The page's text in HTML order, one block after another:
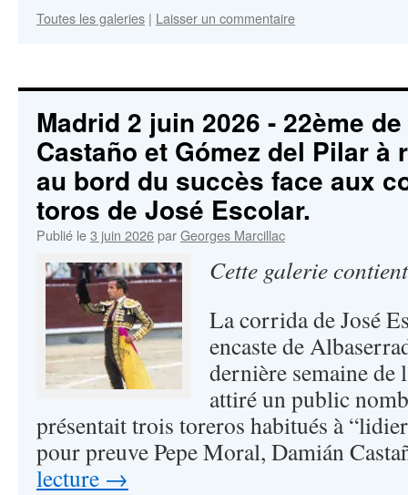
Toutes les galeries | Laisser un commentaire
Madrid 2 juin 2026 - 22ème
Castaño et Gómez del Pilar à
au bord du succès face aux
toros de José Escolar.
Publié le3 juin 2026parGeorges Marcillac
Cette galerie
La corrida de José
encaste de
dernière semaine de
attiré un public
présentait trois toreros habitués à
pour preuve Pepe Moral, Damián
lecture →